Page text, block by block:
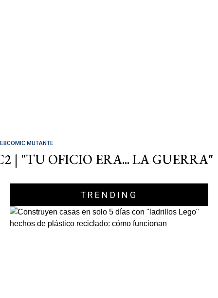
MUTANTE
| "TU OFICIO ERA... LA GUERRA"
TRENDING